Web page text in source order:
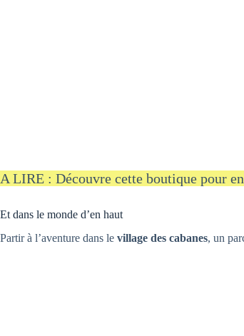
A LIRE : Découvre cette boutique pour
Et dans le monde d’en haut
Partir à l’aventure dans le village des cabanes, un